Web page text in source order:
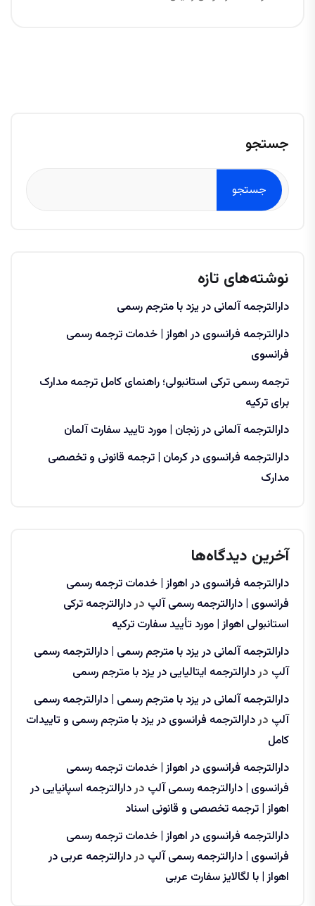
جستجو
جستجو
نوشته‌های تازه
دارالترجمه آلمانی در یزد با مترجم رسمی
دارالترجمه فرانسوی در اهواز | خدمات ترجمه رسمی
فرانسوی
ترجمه رسمی ترکی استانبولی؛ راهنمای کامل ترجمه مدارک
برای ترکیه
دارالترجمه آلمانی در زنجان | مورد تایید سفارت آلمان
دارالترجمه فرانسوی در کرمان | ترجمه قانونی و تخصصی
مدارک
آخرین دیدگاه‌ها
دارالترجمه فرانسوی در اهواز | خدمات ترجمه رسمی
فرانسوی | دارالترجمه رسمی آلپ دردارالترجمه ترکی
استانبولی اهواز | مورد تأیید سفارت ترکیه
دارالترجمه آلمانی در یزد با مترجم رسمی | دارالترجمه رسمی
آلپ دردارالترجمه ایتالیایی در یزد با مترجم رسمی
دارالترجمه آلمانی در یزد با مترجم رسمی | دارالترجمه رسمی
آلپ دردارالترجمه فرانسوی در یزد با مترجم رسمی و تاییدات
کامل
دارالترجمه فرانسوی در اهواز | خدمات ترجمه رسمی
فرانسوی | دارالترجمه رسمی آلپ دردارالترجمه اسپانیایی در
اهواز | ترجمه تخصصی و قانونی اسناد
دارالترجمه فرانسوی در اهواز | خدمات ترجمه رسمی
فرانسوی | دارالترجمه رسمی آلپ دردارالترجمه عربی در
اهواز | با لگالایز سفارت عربی